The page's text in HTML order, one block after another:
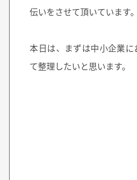
伝いをさせて頂いています。
本日は、まずは中小企業
て整理したいと思います。